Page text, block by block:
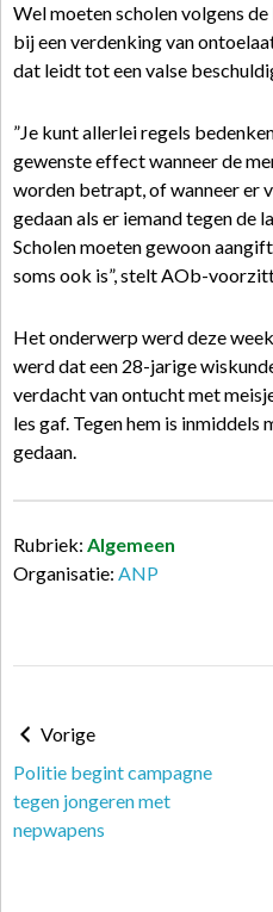
Wel moeten scholen volgens
bij een verdenking van
dat leidt tot een valse
”Je kunt allerlei regels
gewenste effect wanneer de
worden betrapt, of wanneer er
gedaan als er iemand tegen
Scholen moeten gewoon
soms ook is”, stelt AOb-
Het onderwerp werd deze
werd dat een 28-jarige
verdacht van ontucht met
les gaf. Tegen hem is
gedaan.
Rubriek: Algemeen
Organisatie: ANP
Vorige
Politie begint campagne
tegen jongeren met
nepwapens